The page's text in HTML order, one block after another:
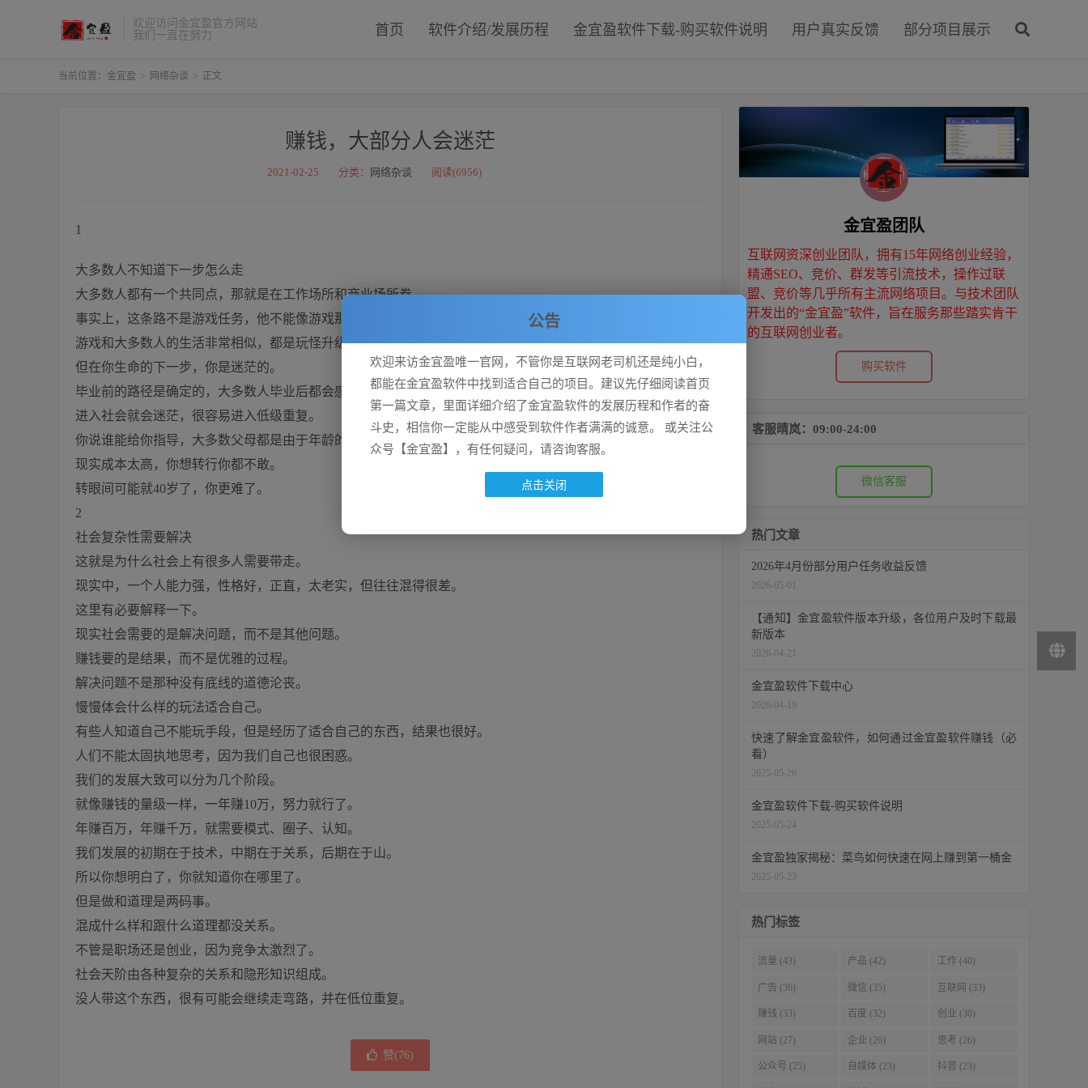
欢迎访问金宜盈官方网站
我们一直在努力
首页 软件介绍/发展历程 金宜盈软件下载-购买软件说明 用户真实反馈 部分项目展示
当前位置： 金宜盈 > 网络杂谈 > 正文
赚钱，大部分人会迷茫
2021-02-25 分类： 网络杂谈 阅读(6956)
1
大多数人不知道下一步怎么走
大多数人都有一个共同点，那就是在工作场所和商业场所卷。
事实上，这条路不是游戏任务，他不能像游戏那样固定和重新开始。
游戏和大多数人的生活非常相似，都是玩怪升级来获得奖励。
但在你生命的下一步，你是迷茫的。
毕业前的路径是确定的，大多数人毕业后都会感到困惑。
进入社会就会迷茫，很容易进入低级重复。
你说谁能给你指导，大多数父母都是由于年龄的限制而不能给予真正的指导。
现实成本太高，你想转行你都不敢。
转眼间可能就40岁了，你更难了。
2
社会复杂性需要解决
这就是为什么社会上有很多人需要带走。
现实中，一个人能力强，性格好，正直，太老实，但往往混得很差。
这里有必要解释一下。
现实社会需要的是解决问题，而不是其他问题。
赚钱要的是结果，而不是优雅的过程。
解决问题不是那种没有底线的道德沦丧。
慢慢体会什么样的玩法适合自己。
有些人知道自己不能玩手段，但是经历了适合自己的东西，结果也很好。
人们不能太固执地思考，因为我们自己也很困惑。
我们的发展大致可以分为几个阶段。
就像赚钱的量级一样，一年赚10万，努力就行了。
年赚百万，年赚千万，就需要模式、圈子、认知。
我们发展的初期在于技术，中期在于关系，后期在于山。
所以你想明白了，你就知道你在哪里了。
但是做和道理是两码事。
混成什么样和跟什么道理都没关系。
不管是职场还是创业，因为竞争太激烈了。
社会天阶由各种复杂的关系和隐形知识组成。
没人带这个东西，很有可能会继续走弯路，并在低位重复。
赞(76)
金宜盈团队
互联网资深创业团队，拥有15年网络创业经验，
精通SEO、竞价、群发等引流技术，操作过联
盟、竞价等几乎所有主流网络项目。与技术团队
开发出的“金宜盈”软件，旨在服务那些踏实肯干
的互联网创业者。
购买软件
客服晴岚：09:00-24:00
微信客服
热门文章
2026年4月份部分用户任务收益反馈
2026-05-01
【通知】金宜盈软件版本升级，各位用户及时下载最
新版本
2026-04-21
金宜盈软件下载中心
2026-04-19
快速了解金宜盈软件，如何通过金宜盈软件赚钱（必
看）
2025-05-26
金宜盈软件下载-购买软件说明
2025-05-24
金宜盈独家揭秘：菜鸟如何快速在网上赚到第一桶金
2025-05-23
热门标签
流量 (43) 产品 (42) 工作 (40)
广告 (36) 微信 (35) 互联网 (33)
赚钱 (33) 百度 (32) 创业 (30)
网站 (27) 企业 (26) 思考 (26)
公众号 (25) 自媒体 (23) 抖音 (23)
公告
欢迎来访金宜盈唯一官网，不管你是互联网老司机还是纯小白，
都能在金宜盈软件中找到适合自己的项目。建议先仔细阅读首页
第一篇文章，里面详细介绍了金宜盈软件的发展历程和作者的奋
斗史，相信你一定能从中感受到软件作者满满的诚意。 或关注公
众号【金宜盈】，有任何疑问，请咨询客服。
点击关闭